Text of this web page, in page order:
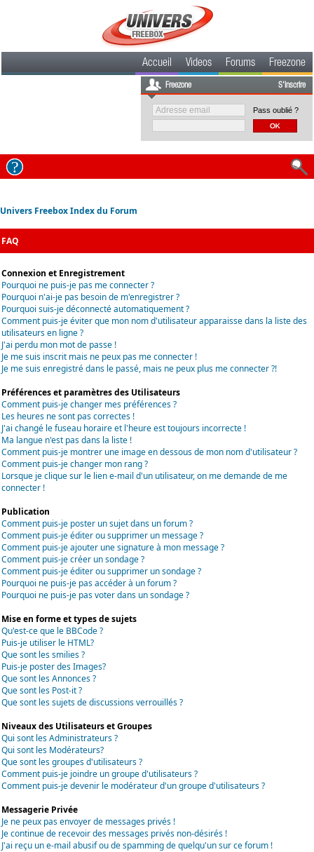
Accueil Videos Forums Freezone
Freezone S'inscrire
Pass oublié ?
Univers Freebox Index du Forum
FAQ
Connexion et Enregistrement
Pourquoi ne puis-je pas me connecter ?
Pourquoi n'ai-je pas besoin de m'enregistrer ?
Pourquoi suis-je déconnecté automatiquement ?
Comment puis-je éviter que mon nom d'utilisateur apparaisse dans la liste des
utilisateurs en ligne ?
J'ai perdu mon mot de passe !
Je me suis inscrit mais ne peux pas me connecter !
Je me suis enregistré dans le passé, mais ne peux plus me connecter ?!
Préférences et paramètres des Utilisateurs
Comment puis-je changer mes préférences ?
Les heures ne sont pas correctes !
J'ai changé le fuseau horaire et l'heure est toujours incorrecte !
Ma langue n'est pas dans la liste !
Comment puis-je montrer une image en dessous de mon nom d'utilisateur ?
Comment puis-je changer mon rang ?
Lorsque je clique sur le lien e-mail d'un utilisateur, on me demande de me
connecter !
Publication
Comment puis-je poster un sujet dans un forum ?
Comment puis-je éditer ou supprimer un message ?
Comment puis-je ajouter une signature à mon message ?
Comment puis-je créer un sondage ?
Comment puis-je éditer ou supprimer un sondage ?
Pourquoi ne puis-je pas accéder à un forum ?
Pourquoi ne puis-je pas voter dans un sondage ?
Mise en forme et types de sujets
Qu'est-ce que le BBCode ?
Puis-je utiliser le HTML?
Que sont les smilies ?
Puis-je poster des Images?
Que sont les Annonces ?
Que sont les Post-it ?
Que sont les sujets de discussions verrouillés ?
Niveaux des Utilisateurs et Groupes
Qui sont les Administrateurs ?
Qui sont les Modérateurs?
Que sont les groupes d'utilisateurs ?
Comment puis-je joindre un groupe d'utilisateurs ?
Comment puis-je devenir le modérateur d'un groupe d'utilisateurs ?
Messagerie Privée
Je ne peux pas envoyer de messages privés !
Je continue de recevoir des messages privés non-désirés !
J'ai reçu un e-mail abusif ou de spamming de quelqu'un sur ce forum !